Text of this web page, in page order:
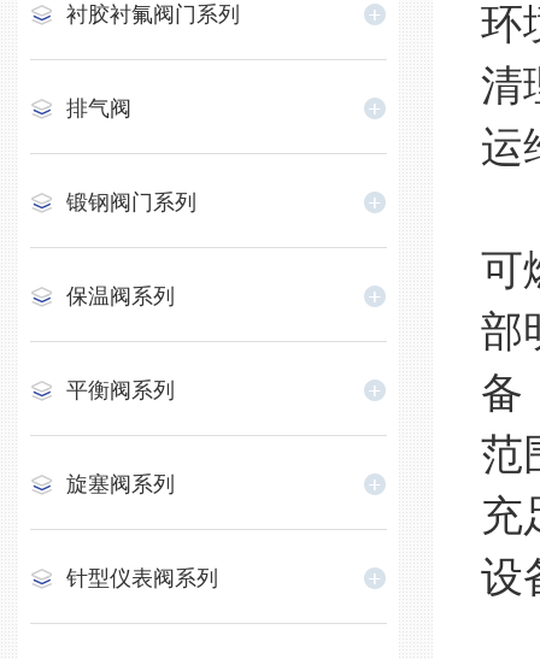
衬胶衬氟阀门系列
排气阀
锻钢阀门系列
保温阀系列
平衡阀系列
旋塞阀系列
针型仪表阀系列
环
清
运
可
部
备
范
充
设